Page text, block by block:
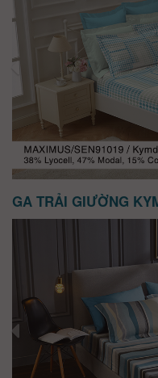
GA TRẢI GIƯỜNG